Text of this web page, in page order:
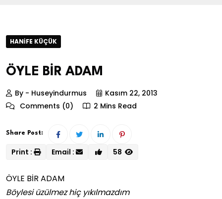
HANIFE KÜÇÜK
ÖYLE BİR ADAM
By - Huseyindurmus
Kasım 22, 2013
Comments (0)
2 Mins Read
Share Post:
Print : Email : 58
ÖYLE BİR ADAM
Böylesi üzülmez hiç yıkılmazdım